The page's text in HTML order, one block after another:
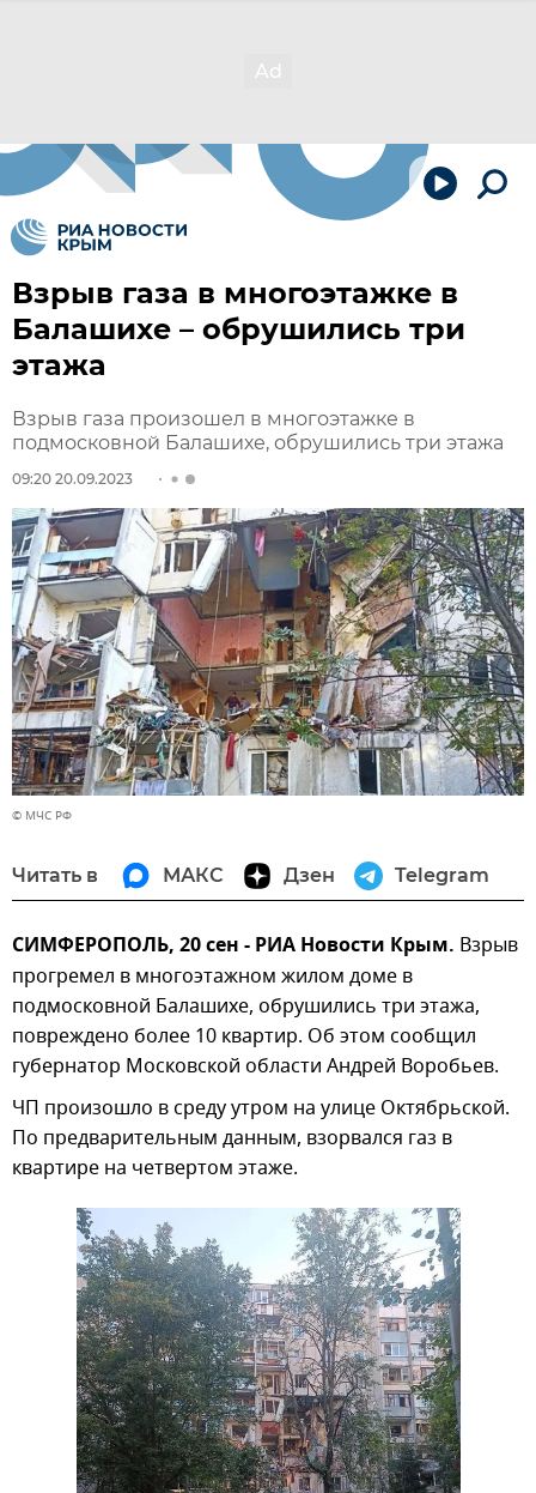
Взрыв газа в многоэтажке в
Балашихе – обрушились три
этажа
Взрыв газа произошел в многоэтажке в
подмосковной Балашихе, обрушились три этажа
09:20 20.09.2023
© МЧС РФ
Читать в МАКС Дзен Telegram
СИМФЕРОПОЛЬ, 20 сен - РИА Новости Крым. Взрыв
прогремел в многоэтажном жилом доме в
подмосковной Балашихе, обрушились три этажа,
повреждено более 10 квартир. Об этом сообщил
губернатор Московской области Андрей Воробьев.
ЧП произошло в среду утром на улице Октябрьской.
По предварительным данным, взорвался газ в
квартире на четвертом этаже.